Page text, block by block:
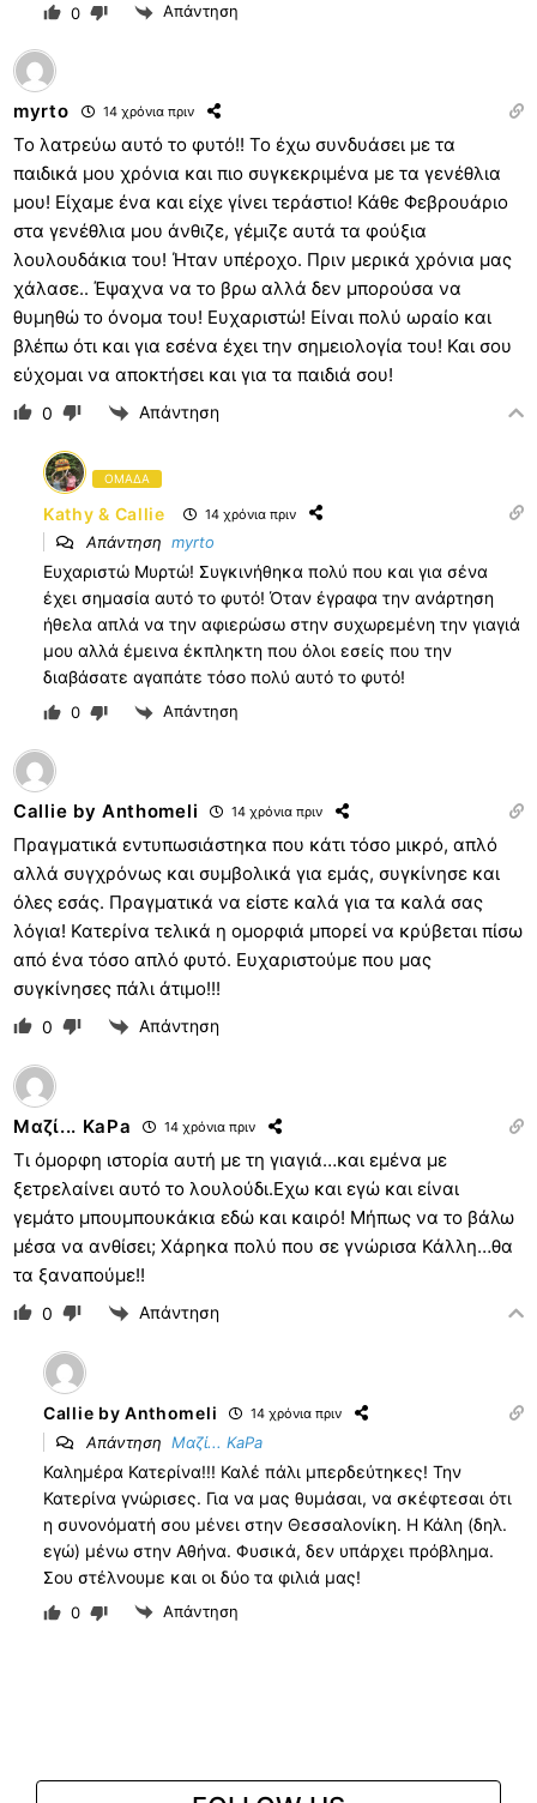
0 Απάντηση
myrto 14 χρόνια πριν
Το λατρεύω αυτό το φυτό!! Το έχω συνδυάσει με τα
παιδικά μου χρόνια και πιο συγκεκριμένα με τα γενέθλια
μου! Είχαμε ένα και είχε γίνει τεράστιο! Κάθε Φεβρουάριο
στα γενέθλια μου άνθιζε, γέμιζε αυτά τα φούξια
λουλουδάκια του! Ήταν υπέροχο. Πριν μερικά χρόνια μας
χάλασε.. Έψαχνα να το βρω αλλά δεν μπορούσα να
θυμηθώ το όνομα του! Ευχαριστώ! Είναι πολύ ωραίο και
βλέπω ότι και για εσένα έχει την σημειολογία του! Και σου
εύχομαι να αποκτήσει και για τα παιδιά σου!
0 Απάντηση
ΟΜΑΔΑ
Kathy & Callie 14 χρόνια πριν
Απάντηση myrto
Ευχαριστώ Μυρτώ! Συγκινήθηκα πολύ που και για σένα
έχει σημασία αυτό το φυτό! Όταν έγραφα την ανάρτηση
ήθελα απλά να την αφιερώσω στην συχωρεμένη την γιαγιά
μου αλλά έμεινα έκπληκτη που όλοι εσείς που την
διαβάσατε αγαπάτε τόσο πολύ αυτό το φυτό!
0 Απάντηση
Callie by Anthomeli 14 χρόνια πριν
Πραγματικά εντυπωσιάστηκα που κάτι τόσο μικρό, απλό
αλλά συγχρόνως και συμβολικά για εμάς, συγκίνησε και
όλες εσάς. Πραγματικά να είστε καλά για τα καλά σας
λόγια! Κατερίνα τελικά η ομορφιά μπορεί να κρύβεται πίσω
από ένα τόσο απλό φυτό. Ευχαριστούμε που μας
συγκίνησες πάλι άτιμο!!!
0 Απάντηση
Μαζί... KaPa 14 χρόνια πριν
Τι όμορφη ιστορία αυτή με τη γιαγιά…και εμένα με
ξετρελαίνει αυτό το λουλούδι.Εχω και εγώ και είναι
γεμάτο μπουμπουκάκια εδώ και καιρό! Μήπως να το βάλω
μέσα να ανθίσει; Χάρηκα πολύ που σε γνώρισα Κάλλη…θα
τα ξαναπούμε!!
0 Απάντηση
Callie by Anthomeli 14 χρόνια πριν
Απάντηση Μαζί... KaPa
Καλημέρα Κατερίνα!!! Καλέ πάλι μπερδεύτηκες! Την
Κατερίνα γνώρισες. Για να μας θυμάσαι, να σκέφτεσαι ότι
η συνονόματή σου μένει στην Θεσσαλονίκη. Η Κάλη (δηλ.
εγώ) μένω στην Αθήνα. Φυσικά, δεν υπάρχει πρόβλημα.
Σου στέλνουμε και οι δύο τα φιλιά μας!
0 Απάντηση